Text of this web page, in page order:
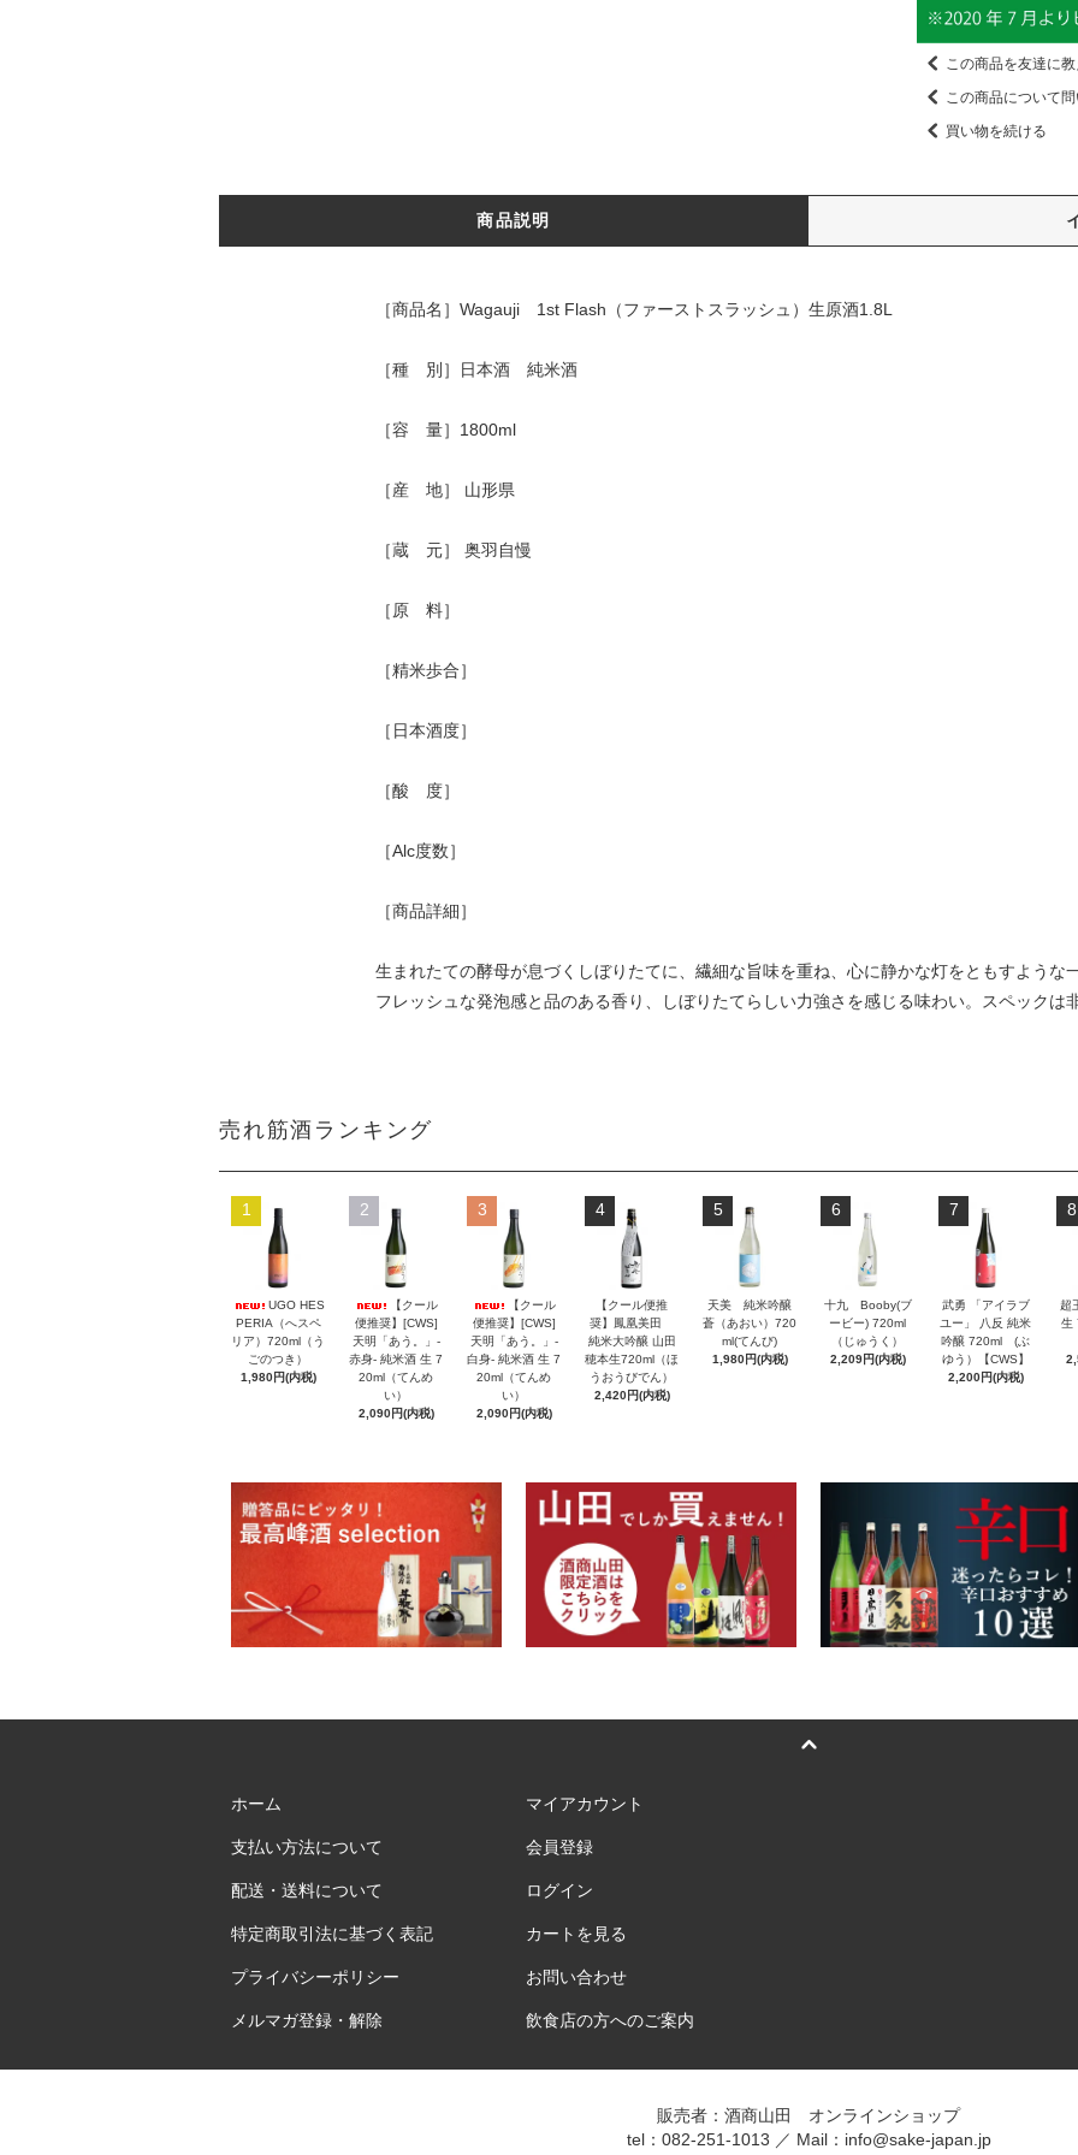
この商品を友達に教
この商品について
買い物を続ける
商品説明
［商品名］Wagauji 1st Flash（ファーストスラッシュ）生原酒1.8L
［種 別］日本酒 純米酒
［容 量］1800ml
［産 地］ 山形県
［蔵 元］ 奥羽自慢
［原 料］
［精米歩合］
［日本酒度］
［酸 度］
［Alc度数］
［商品詳細］
生まれたての酵母が息づくしぼりたてに、繊細な旨味を重ね、心に静かな灯をともすような
フレッシュな発泡感と品のある香り、しぼりたてらしい力強さを感じる味わい。スペックは非
売れ筋酒ランキング
1
UGO HES
PERIA（へスペ
リア）720ml（う
ごのつき）
1,980円(内税)
2
【クール
便推奨】[CWS]
天明「あう。」-
赤身- 純米酒 生 7
20ml（てんめ
い）
2,090円(内税)
3
【クール
便推奨】[CWS]
天明「あう。」-
白身- 純米酒 生 7
20ml（てんめ
い）
2,090円(内税)
4
【クール便推
奨】鳳凰美田
純米大吟醸 山田
穂本生720ml（ほ
うおうびでん）
2,420円(内税)
5
天美 純米吟醸
蒼（あおい）720
ml(てんび)
1,980円(内税)
6
十九 Booby(ブ
ービー) 720ml
（じゅうく）
2,209円(内税)
7
武勇 「アイラブ
ユー」 八反 純米
吟醸 720ml (ぶ
ゆう）【CWS】
2,200円(内税)
8
超
生
ホーム
支払い方法について
配送・送料について
特定商取引法に基づく表記
プライバシーポリシー
メルマガ登録・解除
マイアカウント
会員登録
ログイン
カートを見る
お問い合わせ
飲食店の方へのご案内
販売者：酒商山田 オンラインショップ
tel：082-251-1013 ／ Mail：info@sake-japan.jp